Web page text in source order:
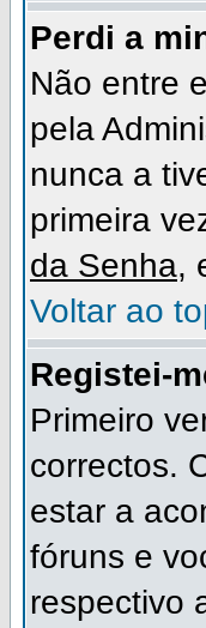
Perdi a
Não entre
pela
nunca a
primeira
da Senha,
Voltar ao
Registei-
Primeiro
correctos.
estar a
fóruns e
respectivo